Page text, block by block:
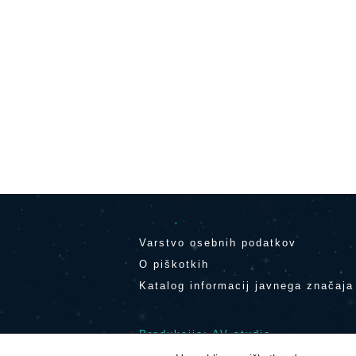
Varstvo osebnih podatkov
O piškotkih
Katalog informacij javnega značaja
Produkcija: AV studio